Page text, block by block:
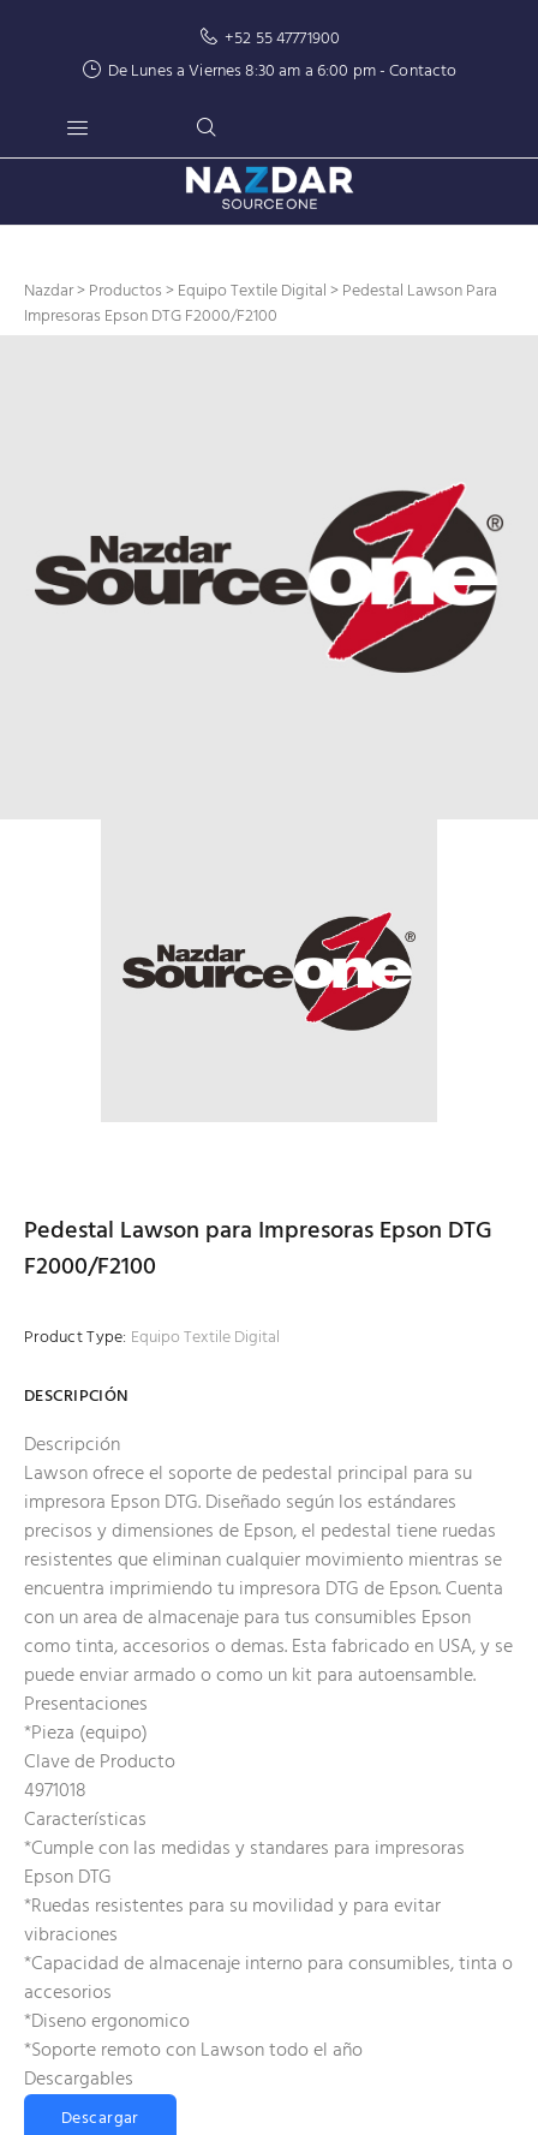
+52 55 47771900
De Lunes a Viernes 8:30 am a 6:00 pm -Contacto
Nazdar>Productos>Equipo Textile Digital> Pedestal Lawson Para
Impresoras Epson DTG F2000/F2100
Pedestal Lawson para Impresoras Epson DTG
F2000/F2100
Product Type: Equipo Textile Digital
DESCRIPCIÓN
Descripción
Lawson ofrece el soporte de pedestal principal para su
impresora Epson DTG. Diseñado según los estándares
precisos y dimensiones de Epson, el pedestal tiene ruedas
resistentes que eliminan cualquier movimiento mientras se
encuentra imprimiendo tu impresora DTG de Epson. Cuenta
con un area de almacenaje para tus consumibles Epson
como tinta, accesorios o demas. Esta fabricado en USA, y se
puede enviar armado o como un kit para autoensamble.
Presentaciones
*Pieza (equipo)
Clave de Producto
4971018
Características
*Cumple con las medidas y standares para impresoras
Epson DTG
*Ruedas resistentes para su movilidad y para evitar
vibraciones
*Capacidad de almacenaje interno para consumibles, tinta o
accesorios
*Diseno ergonomico
*Soporte remoto con Lawson todo el año
Descargables
Descargar